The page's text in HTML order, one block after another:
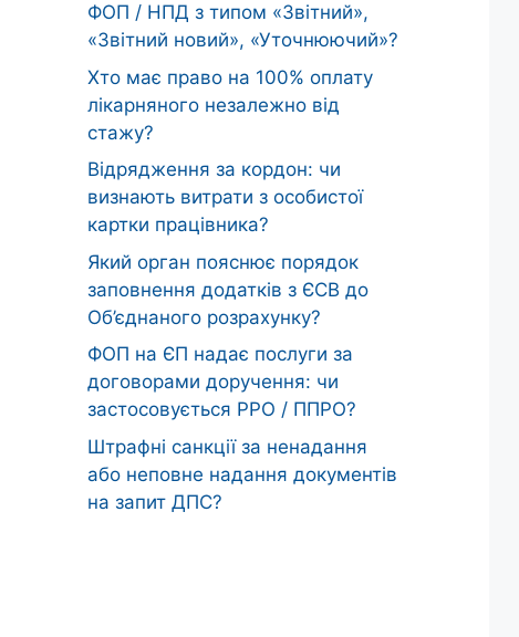
ФОП / НПД з типом «Звітний»,
«Звітний новий», «Уточнюючий»?
Хто має право на 100% оплату
лікарняного незалежно від
стажу?
Відрядження за кордон: чи
визнають витрати з особистої
картки працівника?
Який орган пояснює порядок
заповнення додатків з ЄСВ до
Об’єднаного розрахунку?
ФОП на ЄП надає послуги за
договорами доручення: чи
застосовується РРО / ППРО?
Штрафні санкції за ненадання
або неповне надання документів
на запит ДПС?